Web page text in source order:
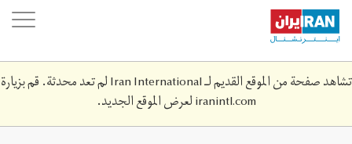
Skip
main
content
تشاهد صفحة من الموقع القديم لـ Iran International لم تعد محدثة. قم بزيارة
iranintl.comلعرض الموقع الجديد.